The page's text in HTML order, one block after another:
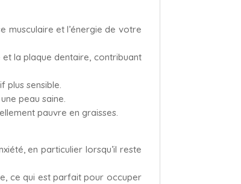
musculaire et l’énergie de votre
la plaque dentaire, contribuant
plus sensible.
peau saine.
pauvre en graisses.
en particulier lorsqu’il reste
ce qui est parfait pour occuper